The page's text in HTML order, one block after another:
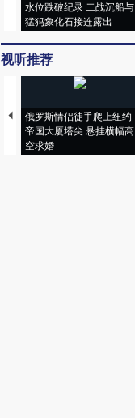
水位跌破纪录 二战沉船与
猛犸象化石接连露出
视听推荐
俄罗斯情侣徒手爬上纽约
帝国大厦塔尖 悬挂横幅高
空求婚